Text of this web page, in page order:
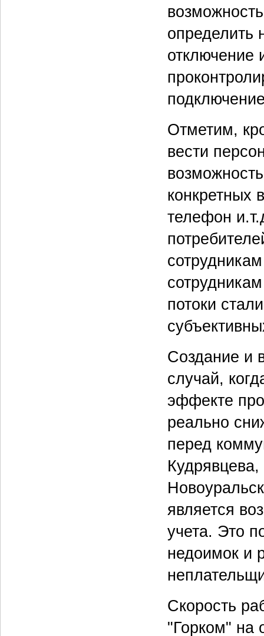
определить
отключение
Отметим,
вести
конкретных
телефон
потоки
Создание и
случай,
эффекте
реально
перед
Кудрявцева,
является
учета. Это
недоимок и
Скорость
"Горком" на